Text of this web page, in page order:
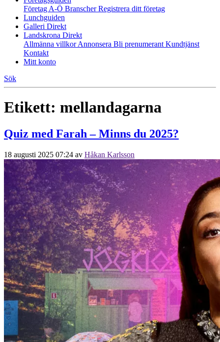
Företag A-Ö BranscherRegistrera ditt företag
Lunchguiden
Galleri Direkt
Landskrona Direkt
Allmänna villkorAnnonsera Bli prenumerant Kundtjänst
Kontakt
Mitt konto
Sök
Etikett: mellandagarna
Quiz med Farah – Minns du 2025?
18 augusti 2025 07:24 av Håkan Karlsson